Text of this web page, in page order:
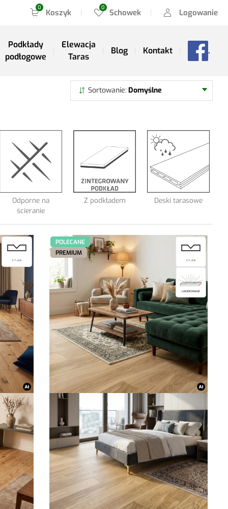
Koszyk Schowek Logowanie
Podkłady
podłogowe
Elewacja
Taras
Blog Kontakt .
Sortowanie Domyślne
Odporne na
ścieranie
Z podkładem Deski tarasowe
POLECANE
PREMIUM